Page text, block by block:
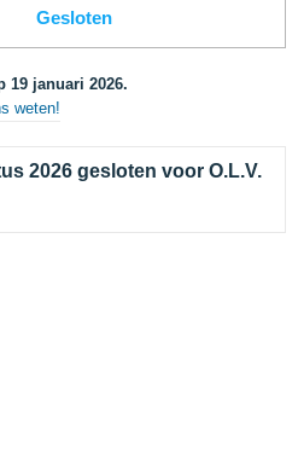
Gesloten
19 januari 2026.
weten!
2026 gesloten voor O.L.V.